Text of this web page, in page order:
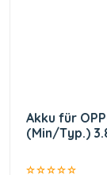
Akku für
(Min/Typ.)